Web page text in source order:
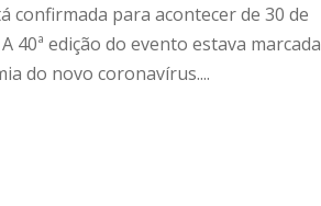
confirmada para acontecer de 30 de
40ª edição do evento estava marcada
do novo coronavírus....